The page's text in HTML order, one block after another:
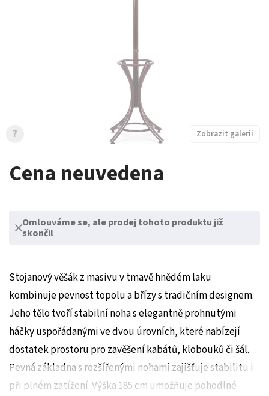
Cena neuvedena
Omlouváme se, ale prodej tohoto produktu již
skončil
Zobrazit galerii
?
Stojanový věšák z masivu v tmavě hnědém laku
kombinuje pevnost topolu a břízy s tradičním designem.
Jeho tělo tvoří stabilní noha s elegantně prohnutými
háčky uspořádanými ve dvou úrovních, které nabízejí
dostatek prostoru pro zavěšení kabátů, klobouků či šál.
Pevná základna s rozšířenými nohami zajišťuje stabilitu i
při plném zatížení. Výška 185 cm umožňuje pohodlné